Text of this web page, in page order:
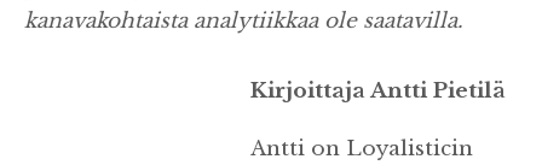
kanavakohtaista analytiikkaa ole saatavilla.
Kirjoittaja Antti Pietilä
Antti on Loyalisticin